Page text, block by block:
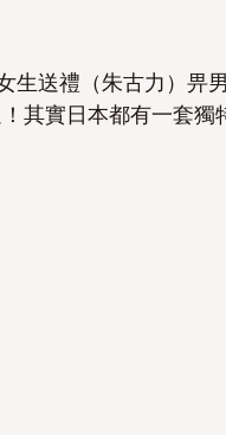
送禮（朱古力）畀男
其實日本都有一套